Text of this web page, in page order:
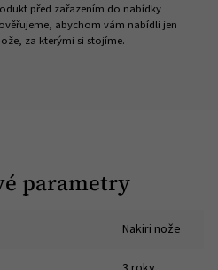
před zařazením do nabídky
abychom vám nabídli jen
za kterými si stojíme.
parametry
Nakiri nože